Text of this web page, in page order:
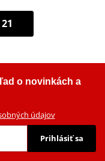
o novinkách a
údajov
Prihlásiť sa